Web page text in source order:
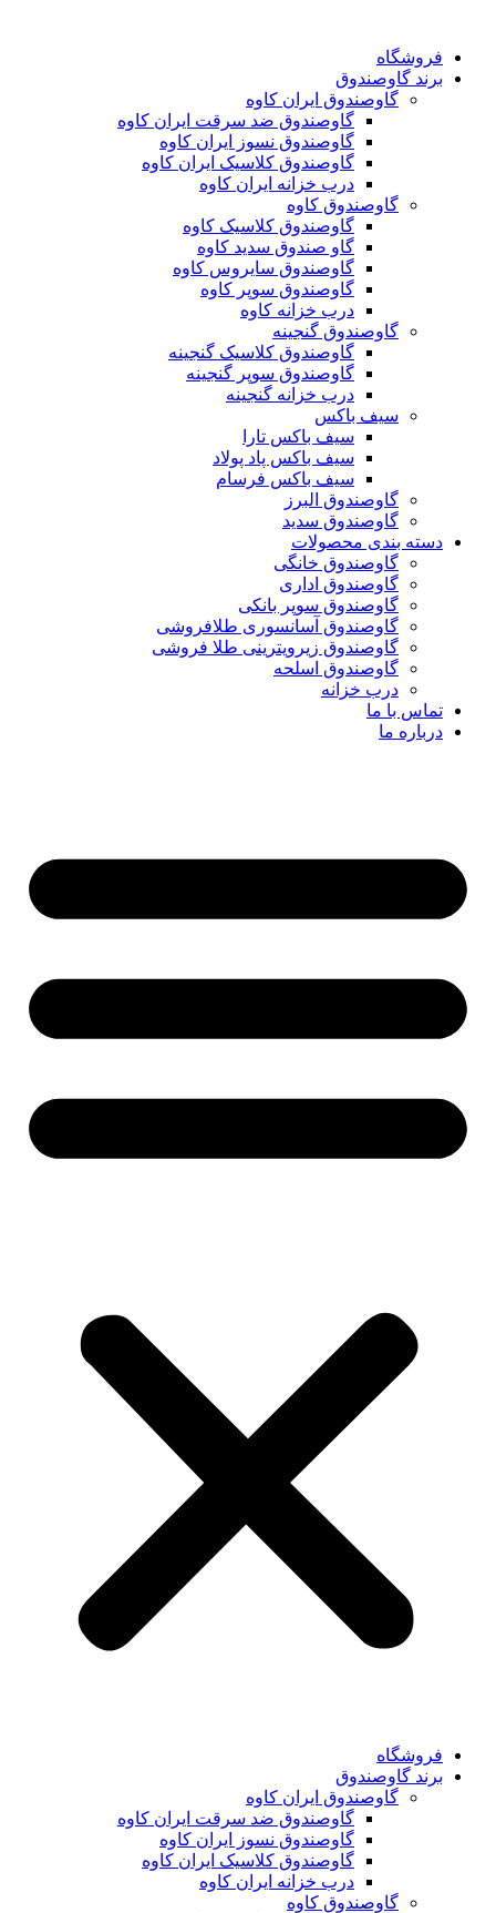
فروشگاه
برند گاوصندوق
گاوصندوق ایران کاوه
گاوصندوق ضد سرقت ایران کاوه
گاوصندوق نسوز ایران کاوه
گاوصندوق کلاسیک ایران کاوه
درب خزانه ایران کاوه
گاوصندوق کاوه
گاوصندوق کلاسیک کاوه
گاو صندوق سدید کاوه
گاوصندوق سایروس کاوه
گاوصندوق سوپر کاوه
درب خزانه کاوه
گاوصندوق گنجینه
گاوصندوق کلاسیک گنجینه
گاوصندوق سوپر گنجینه
درب خزانه گنجینه
سیف باکس
سیف باکس تارا
سیف باکس پاد پولاد
سیف باکس فرسام
گاوصندوق البرز
گاوصندوق سدید
دسته بندی محصولات
گاوصندوق خانگی
گاوصندوق اداری
گاوصندوق سوپر بانکی
گاوصندوق آسانسوری طلافروشی
گاوصندوق زیرویترینی طلا فروشی
گاوصندوق اسلحه
درب خزانه
تماس با ما
درباره ما
فروشگاه
برند گاوصندوق
گاوصندوق ایران کاوه
گاوصندوق ضد سرقت ایران کاوه
گاوصندوق نسوز ایران کاوه
گاوصندوق کلاسیک ایران کاوه
درب خزانه ایران کاوه
گاوصندوق کاوه